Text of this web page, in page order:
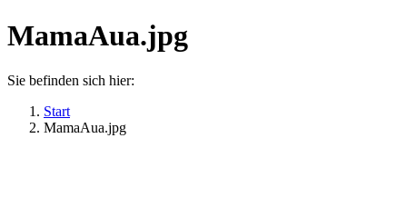
MamaAua.jpg
Sie befinden sich hier:
Start
MamaAua.jpg